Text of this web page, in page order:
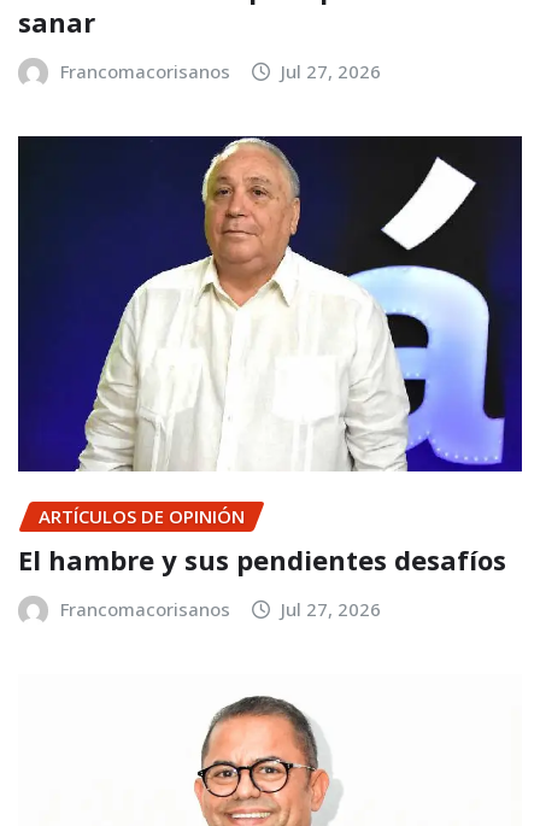
sanar
Francomacorisanos Jul 27, 2026
ARTÍCULOS DE OPINIÓN
El hambre y sus pendientes desafíos
Francomacorisanos Jul 27, 2026